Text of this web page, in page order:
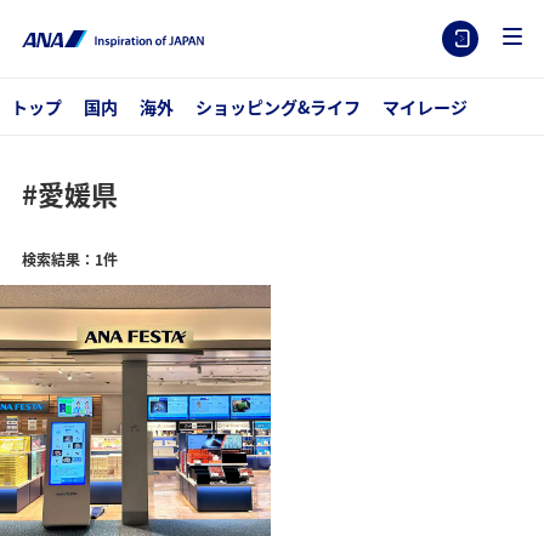
トップ 国内 海外 ショッピング&ライフ マイレージ
#愛媛県
検索結果：1件